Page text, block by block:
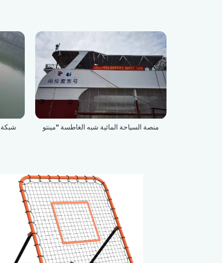
منصة السياحة المائية شبه الغاطسة "مينتو